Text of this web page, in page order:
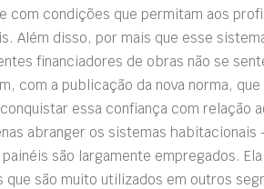
com condições que permitam aos
Além disso, por mais que esse
financiadores de obras não se
com a publicação da nova norma,
essa confiança com relação
abranger os sistemas
painéis são largamente empregados.
que são muito utilizados em outros